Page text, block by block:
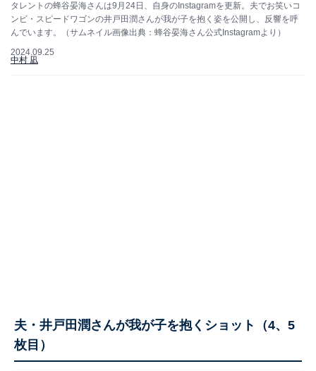
タレントの蜂谷晏海さんは9月24日、自身のInstagramを更新。夫でお笑いコ
ンビ・スピードワゴンの井戸田潤さんが我が子を抱く姿を公開し、反響を呼
んでいます。（サムネイル画像出典：蜂谷晏海さん公式Instagramより）
2024.09.25
中村 凪
夫・井戸田潤さんが我が子を抱くショット（4、5
枚目）